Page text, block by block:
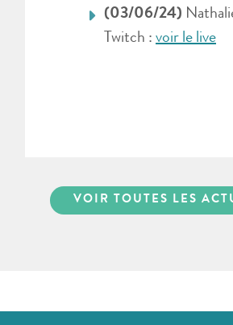
(03/06/24)
Twitch : voir le live
VOIR TOUTES LES